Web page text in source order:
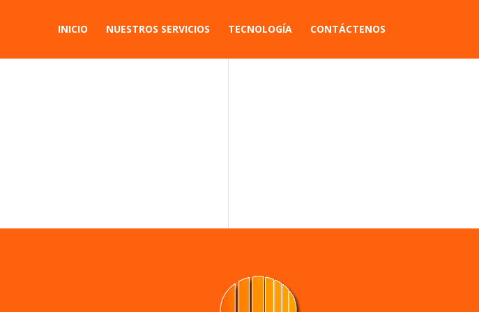
INICIO NUESTROS SERVICIOS TECNOLOGÍA CONTÁCTENOS